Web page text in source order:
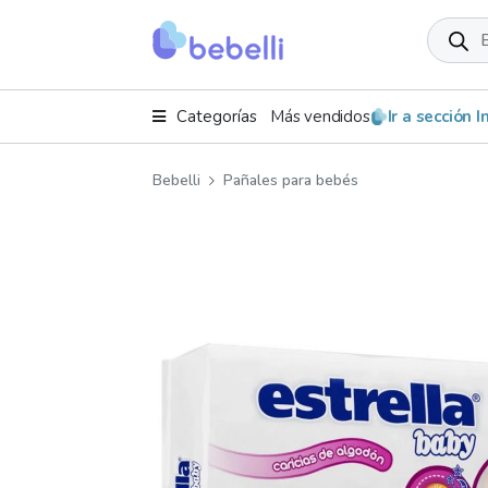
search
Categorías Más vendidos Ir a sección
Bebelli Pañales para bebés